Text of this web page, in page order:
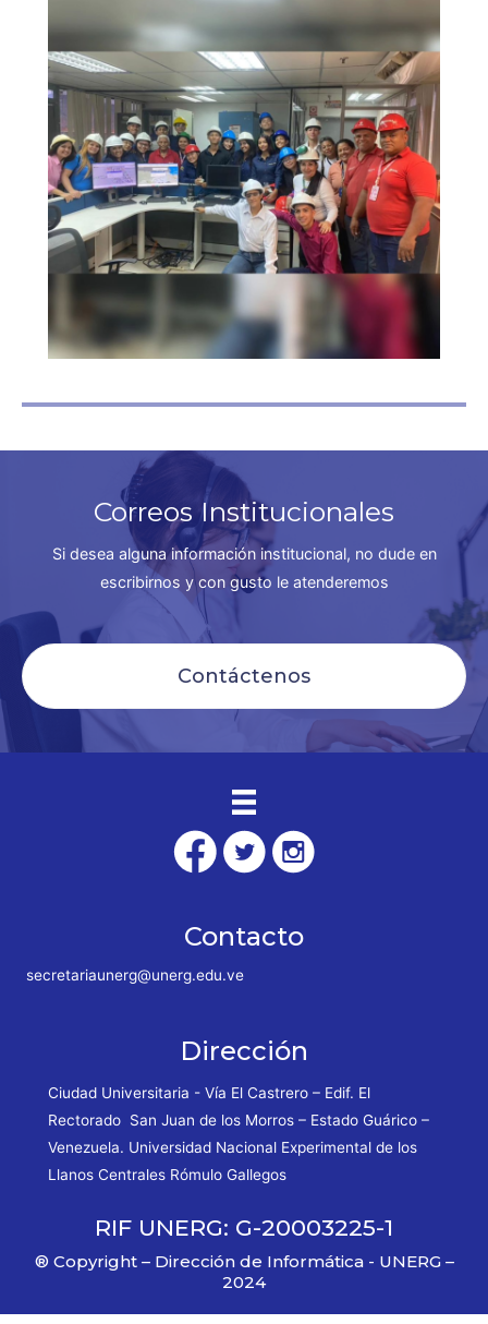
Correos Institucionales
Si desea alguna información institucional, no dude en
escribirnos y con gusto le atenderemos
Contáctenos
Contacto
secretariaunerg@unerg.edu.ve
Dirección
Ciudad Universitaria - Vía El Castrero – Edif. El
Rectorado San Juan de los Morros – Estado Guárico –
Venezuela. Universidad Nacional Experimental de los
Llanos Centrales Rómulo Gallegos
RIF UNERG: G-20003225-1
® Copyright – Dirección de Informática - UNERG –
2024